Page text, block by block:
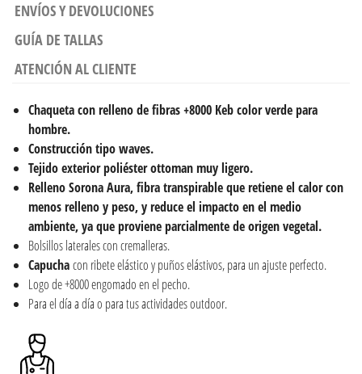
ENVÍOS Y DEVOLUCIONES
GUÍA DE TALLAS
ATENCIÓN AL CLIENTE
Chaqueta con relleno de fibras +8000 Keb color verde para
hombre.
Construcción tipo waves.
Tejido exteriorpoliéster ottoman muy ligero.
Relleno Sorona Aura, fibra transpirable que retiene el calor con
menos relleno y peso, y reduce el impacto en el medio
ambiente, ya que proviene parcialmente de origen vegetal.
Bolsillos laterales con cremalleras.
Capuchacon ribete elástico y puños elástivos, para un ajuste perfecto.
Logo de +8000 engomado en el pecho.
Para el día a día o para tus actividades outdoor.